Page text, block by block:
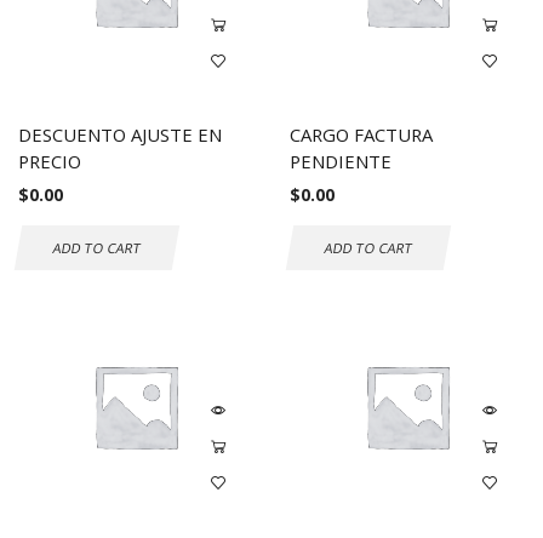
DESCUENTO AJUSTE EN
PRECIO
$0.00
ADD TO CART
CARGO FACTURA
PENDIENTE
$0.00
ADD TO CART